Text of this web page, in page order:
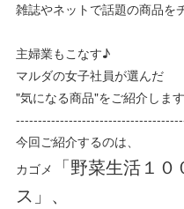
雑誌やネットで話題の商品を
主婦業もこなす♪
マルダの女子社員が選んだ
"気になる商品"をご紹介します
今回ご紹介するのは、
カゴメ
「野菜生活１
ス」、